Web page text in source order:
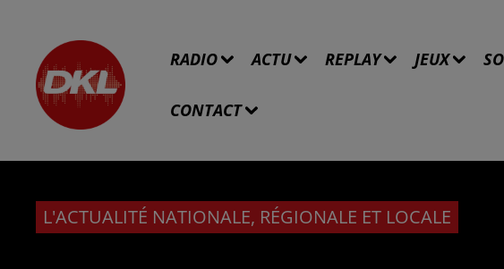
RADIO ACTU REPLAY JEUX
CONTACT
L'ACTUALITÉ NATIONALE, RÉGIONALE ET LOCALE